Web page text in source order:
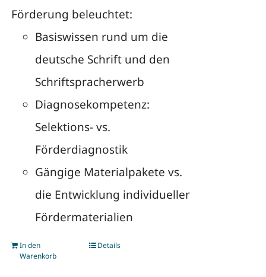
Förderung beleuchtet:
Basiswissen rund um die
deutsche Schrift und den
Schriftspracherwerb
Diagnosekompetenz:
Selektions- vs.
Förderdiagnostik
Gängige Materialpakete vs.
die Entwicklung individueller
Fördermaterialien
In den
Warenkorb
Details